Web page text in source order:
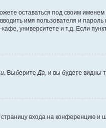
оставаться под своим
имя пользователя и
университете и т.д. Если
. Выберите Да , и вы будете видны
входа на конференцию и